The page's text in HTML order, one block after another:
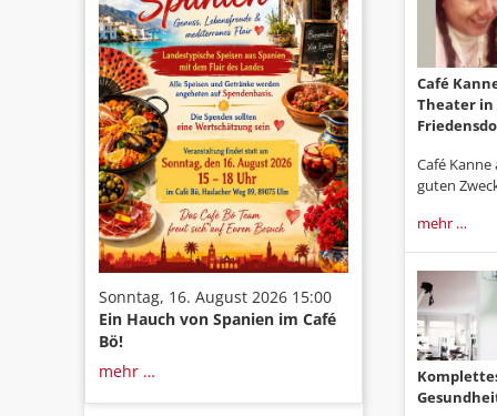
Sonntag, 16. August 2026 15:00
Ein Hauch von Spanien im Café
Bö!
mehr …
Café
Theater in
Café
guten
mehr …